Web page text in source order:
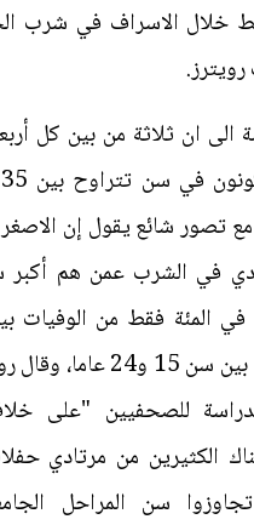
خلال الاسراف في شرب
الى ان ثلاثة من بين كل
تصور شائع يقول إن
في الشرب عمن هم أكبر
الدراسة إن 5.1 في المئة فقط من
الكحوليات كانوا بين سن 15
للصحفيين "على
الكثيرين من مرتادي
سن المراحل